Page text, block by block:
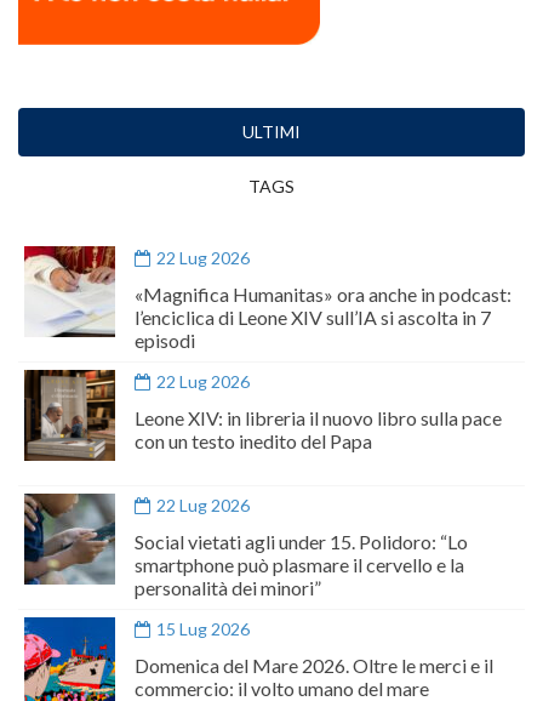
ULTIMI
TAGS
22 Lug 2026
«Magnifica Humanitas» ora anche in podcast:
l’enciclica di Leone XIV sull’IA si ascolta in 7
episodi
22 Lug 2026
Leone XIV: in libreria il nuovo libro sulla pace
con un testo inedito del Papa
22 Lug 2026
Social vietati agli under 15. Polidoro: “Lo
smartphone può plasmare il cervello e la
personalità dei minori”
15 Lug 2026
Domenica del Mare 2026. Oltre le merci e il
commercio: il volto umano del mare